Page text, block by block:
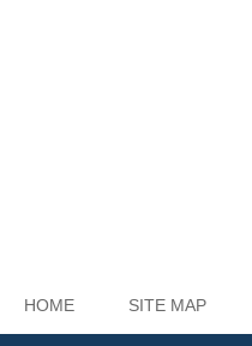
HOME SITE MAP